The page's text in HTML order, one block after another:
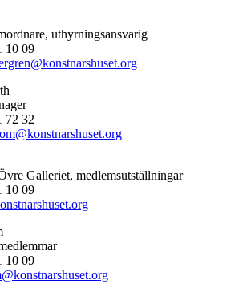
uthyrningsansvarig
10 09
72 32
Galleriet, medlemsutställningar
10 09
10 09